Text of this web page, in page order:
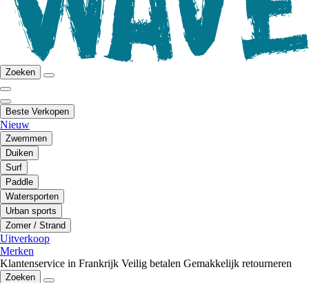
Zoeken
Beste Verkopen
Nieuw
Zwemmen
Duiken
Surf
Paddle
Watersporten
Urban sports
Zomer / Strand
Uitverkoop
Merken
Klantenservice in Frankrijk Veilig betalen Gemakkelijk retourneren
Zoeken